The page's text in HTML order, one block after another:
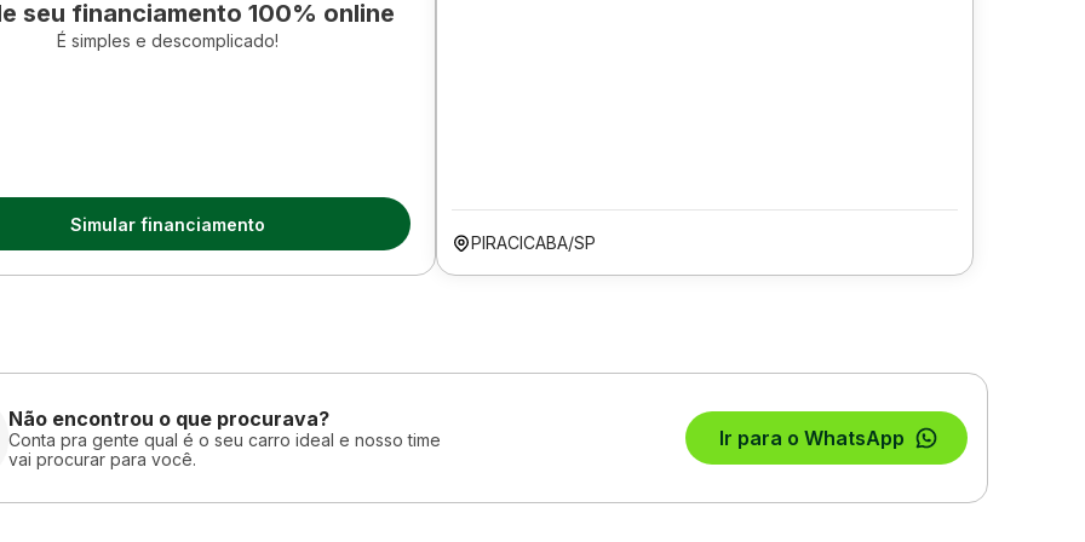
seu financiamento 100% online
É simples e descomplicado!
Simular financiamento
PIRACICABA/SP
Não encontrou o que procurava?
Conta pra gente qual é o seu carro ideal e nosso time
vai procurar para você.
Ir para o WhatsApp